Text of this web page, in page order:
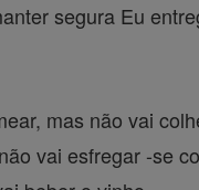
segura Eu
mas não vai
vai esfregar -se